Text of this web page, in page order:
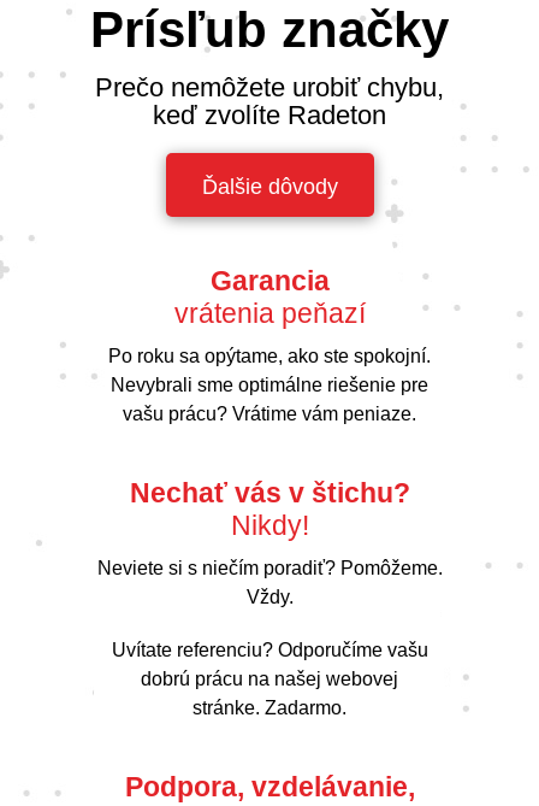
Prísľub značky
Prečo nemôžete urobiť chybu,
keď zvolíte Radeton
Ďalšie dôvody
Garancia
vrátenia peňazí
Po roku sa opýtame, ako ste spokojní.
Nevybrali sme optimálne riešenie pre
vašu prácu? Vrátime vám peniaze.
Nechať vás v štichu?
Nikdy!
Neviete si s niečím poradiť? Pomôžeme.
Vždy.
Uvítate referenciu? Odporučíme vašu
dobrú prácu na našej webovej
stránke. Zadarmo.
Podpora, vzdelávanie,